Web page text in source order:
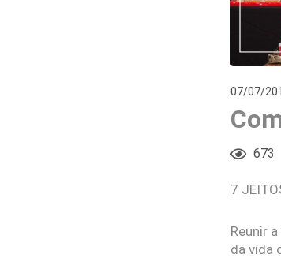
07/07/
673
7
Reunir
da vida